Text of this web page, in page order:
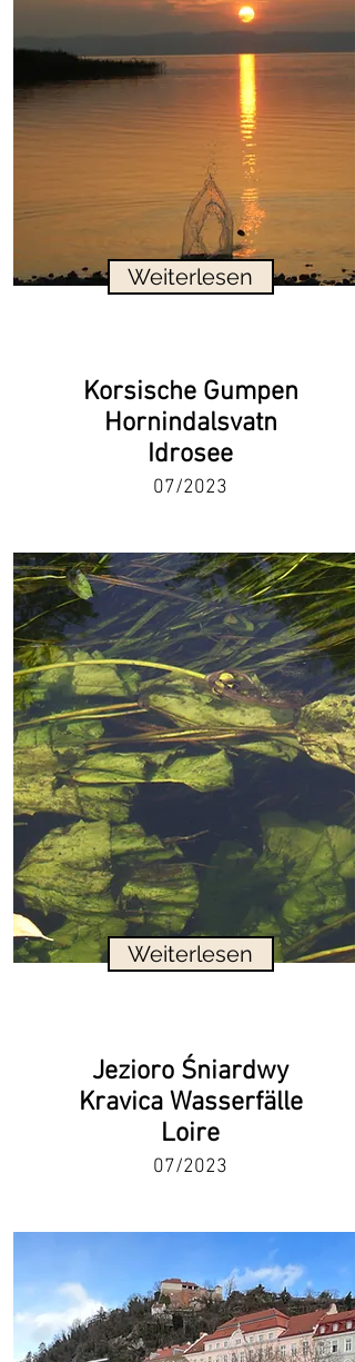
Weiterlesen
Korsische Gumpen
Hornindalsvatn
Idrosee
07/2023
Weiterlesen
Jezioro Śniardwy
Kravica Wasserfälle
Loire
07/2023